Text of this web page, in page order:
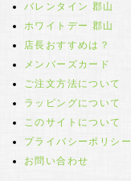
バレンタイン 郡山
ホワイトデー 郡山
店長おすすめは？
メンバーズカード
ご注文方法について
ラッピングについて
このサイトについて
プライバシーポリシー
お問い合わせ